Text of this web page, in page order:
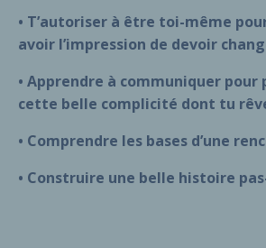
• T’autoriser à être toi-même
avoir l’impression de devoir
• Apprendre à communiquer pour
cette belle complicité dont tu
• Comprendre les bases d’une
• Construire une belle histoire